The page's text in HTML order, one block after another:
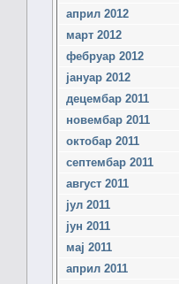
април 2012
март 2012
фебруар 2012
јануар 2012
децембар 2011
новембар 2011
октобар 2011
септембар 2011
август 2011
јул 2011
јун 2011
мај 2011
април 2011